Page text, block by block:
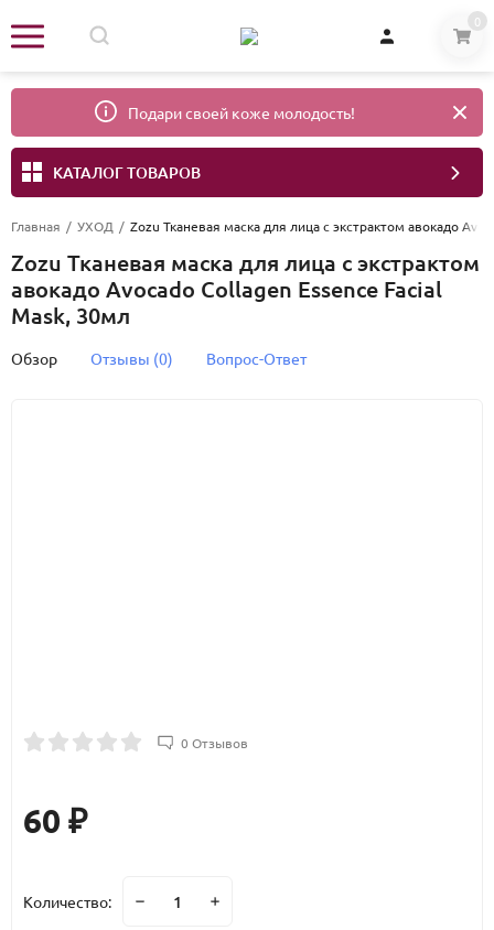
0
Подари своей коже молодость!
КАТАЛОГ ТОВАРОВ
Главная / УХОД / Zozu Тканевая маска для лица с экстрактом авокадо
Zozu Тканевая маска для лица с экстрактом
авокадо Avocado Collagen Essence Facial
Mask, 30мл
Обзор Отзывы (0) Вопрос-Ответ
0 Отзывов
60 ₽
Количество: